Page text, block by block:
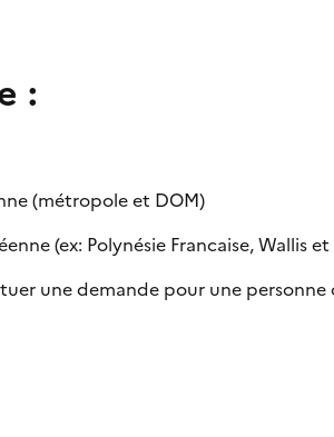
:
(métropole et DOM)
(ex: Polynésie Francaise, Wallis
une demande pour une